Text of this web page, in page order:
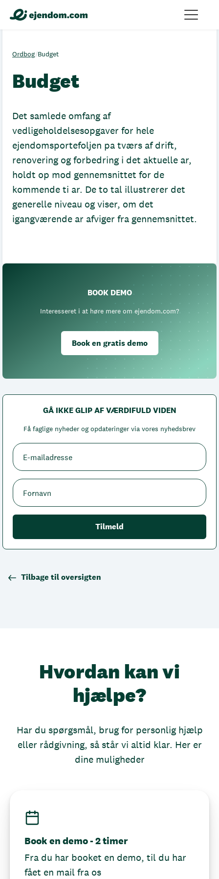
Ordbog/Budget
Budget
Det samlede omfang af
vedligeholdelsesopgaver for hele
ejendomsportefoljen pa tværs af drift,
renovering og forbedring i det aktuelle ar,
holdt op mod gennemsnittet for de
kommende ti ar. De to tal illustrerer det
generelle niveau og viser, om det
igangværende ar afviger fra gennemsnittet.
BOOK DEMO
Interesseret i at høre mere om ejendom.com?
Book en gratis demo
GÅ IKKE GLIP AF VÆRDIFULD VIDEN
Få faglige nyheder og opdateringer via vores nyhedsbrev
Tilbage til oversigten
Hvordan kan vi
hjælpe?
Har du spørgsmål, brug for personlig hjælp
eller rådgivning, så står vi altid klar. Her er
dine muligheder
Book en demo - 2 timer
Fra du har booket en demo, til du har
fået en mail fra os